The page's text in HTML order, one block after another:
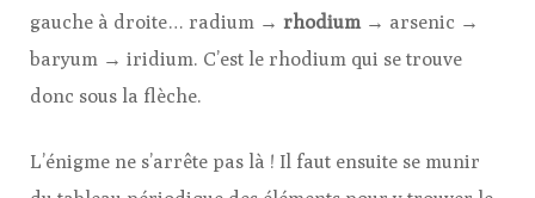
gauche à droite… radium → rhodium→ arsenic →
baryum → iridium. C’est le rhodium qui se trouve
donc sous la flèche.
L’énigme ne s’arrête pas là ! Il faut ensuite se munir